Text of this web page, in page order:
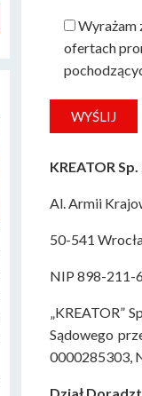
Wyrażam
ofertach
KREATOR Sp.
Al. Armii
50-541
NIP 898-211-
„KREATOR”
Sądowego
0000285303,